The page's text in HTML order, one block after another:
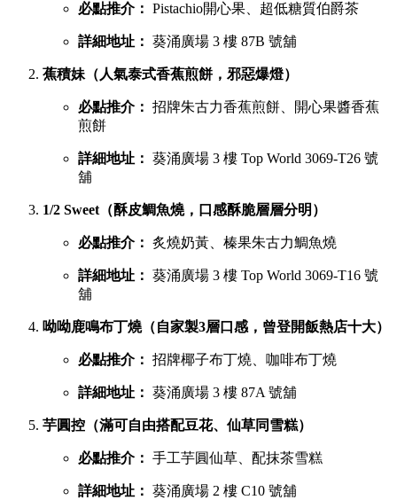
必點推介： Pistachio開心果、超低糖質伯爵茶
詳細地址： 葵涌廣場 3 樓 87B 號舖
蕉積妹（人氣泰式香蕉煎餅，邪惡爆燈）
必點推介： 招牌朱古力香蕉煎餅、開心果醬香蕉
煎餅
詳細地址： 葵涌廣場 3 樓 Top World 3069-T26 號
舖
1/2 Sweet（酥皮鯛魚燒，口感酥脆層層分明）
必點推介： 炙燒奶黃、榛果朱古力鯛魚燒
詳細地址： 葵涌廣場 3 樓 Top World 3069-T16 號
舖
呦呦鹿鳴布丁燒（自家製3層口感，曾登開飯熱店十大）
必點推介： 招牌椰子布丁燒、咖啡布丁燒
詳細地址： 葵涌廣場 3 樓 87A 號舖
芋圓控（滿可自由搭配豆花、仙草同雪糕）
必點推介： 手工芋圓仙草、配抹茶雪糕
詳細地址： 葵涌廣場 2 樓 C10 號舖